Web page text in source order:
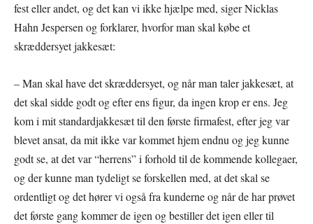
fest eller andet, og det kan vi ikke hjælpe med, siger Nicklas
Hahn Jespersen og forklarer, hvorfor man skal købe et
skræddersyet jakkesæt:
– Man skal have det skræddersyet, og når man taler jakkesæt, at
det skal sidde godt og efter ens figur, da ingen krop er ens. Jeg
kom i mit standardjakkesæt til den første firmafest, efter jeg var
blevet ansat, da mit ikke var kommet hjem endnu og jeg kunne
godt se, at det var “herrens” i forhold til de kommende kollegaer,
og der kunne man tydeligt se forskellen med, at det skal se
ordentligt og det hører vi også fra kunderne og når de har prøvet
det første gang kommer de igen og bestiller det igen eller til